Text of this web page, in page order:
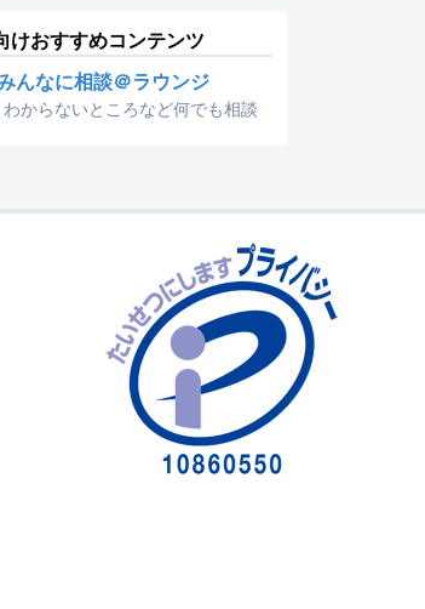
けおすすめコンテンツ
んなに相談＠ラウンジ
からないところなど何でも相談